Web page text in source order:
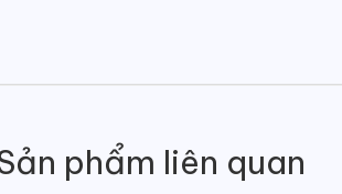
phẩm liên quan